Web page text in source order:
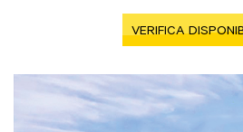
VERIFICA